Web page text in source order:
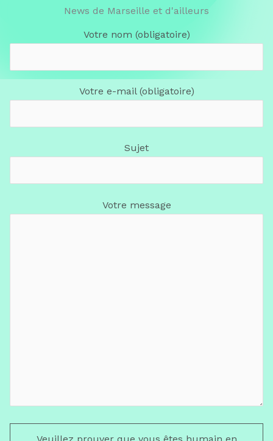
News de Marseille et d'ailleurs
Votre nom (obligatoire)
Votre e-mail (obligatoire)
Sujet
Votre message